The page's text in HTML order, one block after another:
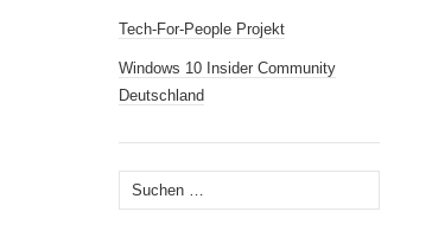
Tech-For-People Projekt
Windows 10 Insider Community
Deutschland
Suchen
nach: